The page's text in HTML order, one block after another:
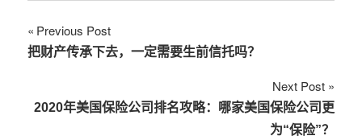
文
章
导
Previous Post
把财产传承下去，一定需要生前信托吗？
Next Post
2020年美国保险公司排名攻略：哪家美国保险公司更
为“保险”？